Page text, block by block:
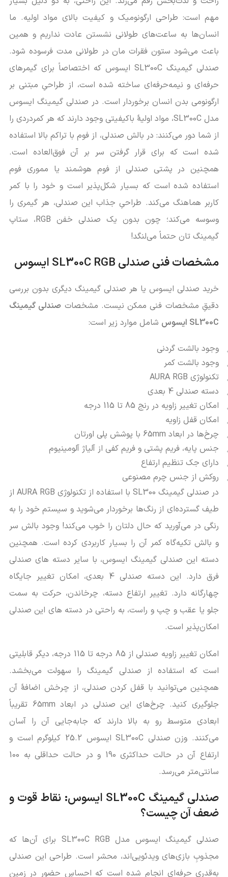
مهم است: طراحی ارگونومیک و کیفیت بالای مواد اولیه. ما
انسان‌ها به ساعت‌های طولانی نشستن عادت نداریم و همین
باعث می‌شود ستون فقرات مان در طولانی مدت فرسوده شود.
صندلی گیمینگ SL300C ایسوس که اختصاصاً برای گیمرهای
حرفه‌ای و نیمه‌حرفه‌ای ساخته شده است، از طراحیِ مبتنی بر
ارگونومی بدن انسان برخوردار است. در صندلی گیمینگ ایسوس
مدل SL300C، مواد اولیۀ باکیفیتی وجود دارند که هر کمردردی را
از شما دور می‌کنند: در بالش صندلی، از فوم با تراکم بالا استفاده
شده است که برای قرار گرفتن سر بر آن فوق‌العاده است.
همچنین در پشتی صندلی از فوم هوشمند یا مموری فوم
استفاده شده است که بسیار شکل‌پذیر است و خود را با کمر
کاربر هماهنگ می‌کند. طراحیِ جذاب این صندلی، هر گیمری را
وسوسه می‌کند؛ چون بدون یک صندلی خفن RGB، ستاپ
گیمینگ تان حتماً می‌لنگد!
مشخصات فنی صندلی SL300C RGB ایسوس
خرید صندلی ایسوس یا هر صندلی گیمینگ دیگری بدون بررسی
دقیقِ مشخصات فنی ممکن نیست. مشخصات صندلی گیمینگ
SL300C ایسوس
شامل موارد زیر است:
وجود بالشت گردنی
وجود بالشت کمر
تکنولوژی AURA RGB
دسته صندلی 4 بعدی
امکان تغییر زاویه در رنج 85 تا 115 درجه
امکان قفل زاویه
چرخ‌ها در ابعاد 65mm با پوشش پلی اورتان
جنس پایه، فریم پشتی و فریم کفی از آلیاژ آلومینیوم
دارای جک تنظیم ارتفاع
روکش از جنس چرم مصنوعی
در صندلی گیمینگ SL300 با استفاده از تکنولوژی AURA RGB از
طیف گسترده‌ای از رنگ‌ها برخوردار می‌شوید و سیستم خود را به
رنگی در می‌آورید که حال دلتان را خوب می‌کند! وجود بالش سر
و بالش تکیه‌گاه کمر آن را بسیار کاربردی کرده است. همچنین
دسته این صندلی گیمینگ ایسوس، با سایر دسته های صندلی
فرق دارد. این دسته صندلی 4 بعدی، امکان تغییر جایگاه
چهارگانه دارد. تغییر ارتفاع دسته، چرخاندن، حرکت به سمت
جلو یا عقب و چپ و راست، به راحتی در دسته های این صندلی
امکان‌پذیر است.
امکان تغییر زاویه صندلی از 85 درجه تا 115 درجه، دیگر قابلیتی
است که استفاده از صندلی گیمینگ را سهولت می‌بخشد.
همچنین می‌توانید با قفل کردن صندلی، از چرخش اضافۀ آن
جلوگیری کنید. چرخ‌های این صندلی در ابعاد 65mm تقریباً
ابعادی متوسط رو به بالا دارند که جابه‌جایی آن را آسان
می‌کنند. وزن صندلی SL300C ایسوس 25.2 کیلوگرم است و
ارتفاع آن در حالت حداکثری 190 و در حالت حداقلی به 100
سانتی‌متر می‌رسد.
صندلی گیمینگ SL300C ایسوس: نقاط قوت و
ضعف آن چیست؟
صندلی گیمینگ ایسوس مدل SL300C RGB برای آن‌ها که
مجذوبِ بازی‌های ویدئویی‌اند، محشر است. طراحی این صندلی
به‌قدری حرفه‌ای انجام شده است که احساسِ حضور در زمین